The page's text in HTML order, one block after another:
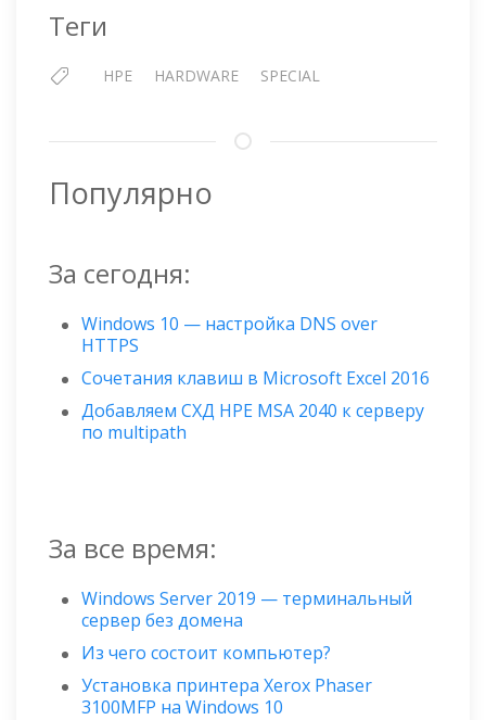
PROLIANT
Теги
HPE HARDWARE SPECIAL
Популярно
За сегодня:
Windows 10 — настройка DNS over
HTTPS
Сочетания клавиш в Microsoft Excel 2016
Добавляем СХД HPE MSA 2040 к серверу
по multipath
За все время:
Windows Server 2019 — терминальный
сервер без домена
Из чего состоит компьютер?
Установка принтера Xerox Phaser
3100MFP на Windows 10